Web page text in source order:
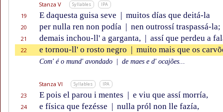
Stanza V Syllables IPA
19 E daquesta guisa seve | muitos días que deitá-la
20 per nulla ren non podía | nen outrossí traspassá-la;
21 demais inchou-ll' a garganta, | assí que perdeu a
22 e tornou-ll' o rosto negro | muito mais que os
Com' é o mund' avondado de maes e d' ocajões...
Stanza VI Syllables IPA
23 E pois el parou i mentes | e viu que assí morría,
24 e física que fezésse | nulla pról non lle fazía,